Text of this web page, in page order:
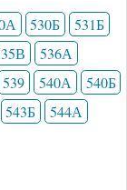
530Б
531Б
536А
539 540А
540Б
543Б
544А